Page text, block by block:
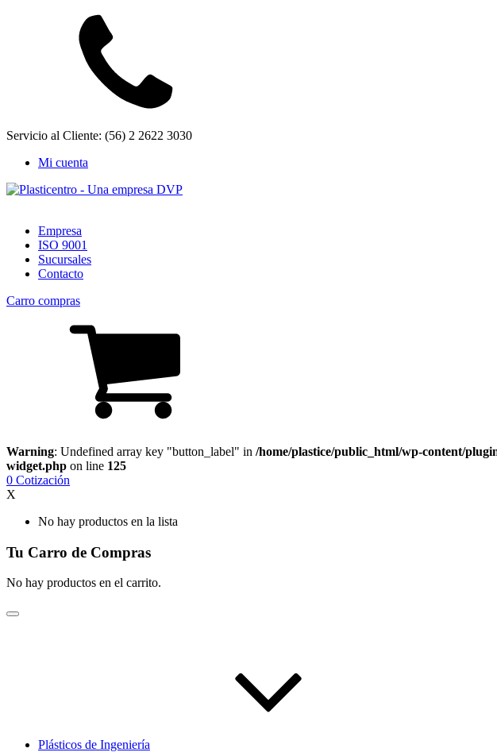
Servicio al Cliente: (56) 2 2622 3030
Mi cuenta
Empresa
ISO 9001
Sucursales
Contacto
Carro compras
Warning: Undefined array key "button_label" in /home/plastice/public_html/wp-content/
widget.php on line 125
0 Cotización
X
No hay productos en la lista
Tu Carro de Compras
No hay productos en el carrito.
Plásticos de Ingeniería